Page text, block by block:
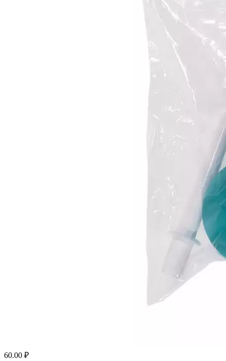
60.00 ₽